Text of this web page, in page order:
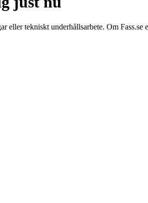
eller tekniskt underhållsarbete. Om